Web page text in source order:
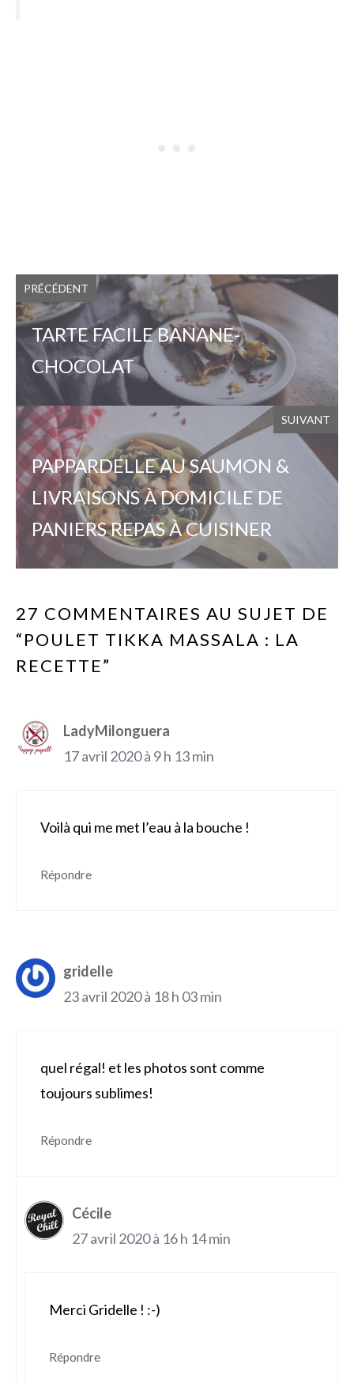
PRÉCÉDENT
TARTE FACILE BANANE-
CHOCOLAT
SUIVANT
PAPPARDELLE AU SAUMON &
LIVRAISONS À DOMICILE DE
PANIERS REPAS À CUISINER
27 COMMENTAIRES AU SUJET DE
“POULET TIKKA MASSALA : LA
RECETTE”
LadyMilonguera
17 avril 2020 à 9 h 13 min
Voilà qui me met l’eau à la bouche !
Répondre
gridelle
23 avril 2020 à 18 h 03 min
quel régal! et les photos sont comme
toujours sublimes!
Répondre
Cécile
27 avril 2020 à 16 h 14 min
Merci Gridelle ! :-)
Répondre